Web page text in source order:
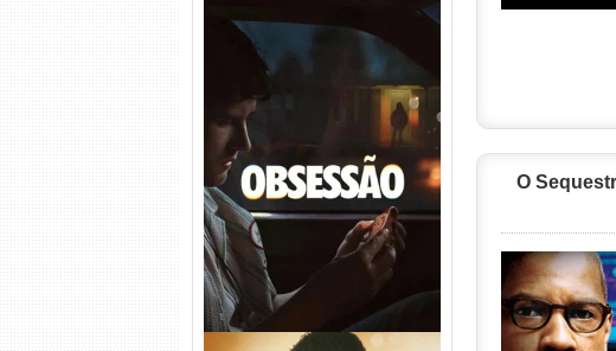
O
Obsessão Torrent (2026)
WEB-DL 1080p/4K Dual
Áudio